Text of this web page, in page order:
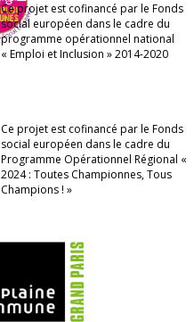
Ce projet est cofinancé par le Fonds
social européen dans le cadre du
programme opérationnel national
« Emploi et Inclusion » 2014-2020
Ce projet est cofinancé par le Fonds
social européen dans le cadre du
Programme Opérationnel Régional «
2024 : Toutes Championnes, Tous
Champions ! »